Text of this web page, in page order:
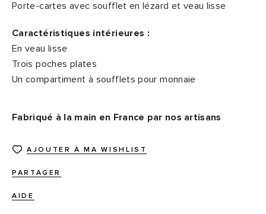
Porte-cartes avec soufflet en lézard et veau lisse
Caractéristiques intérieures :
En veau lisse
Trois poches plates
Un compartiment à soufflets pour monnaie
Fabriqué à la main en France par nos artisans
AJOUTER À MA WISHLIST
PARTAGER
AIDE